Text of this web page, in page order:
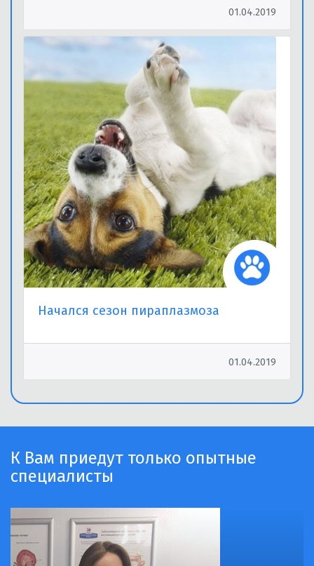
01.04.2019
Начался сезон пираплазмоза
01.04.2019
К Вам приедут только опытные
специалисты